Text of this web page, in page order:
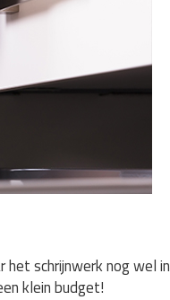
het schrijnwerk nog wel in
klein budget!